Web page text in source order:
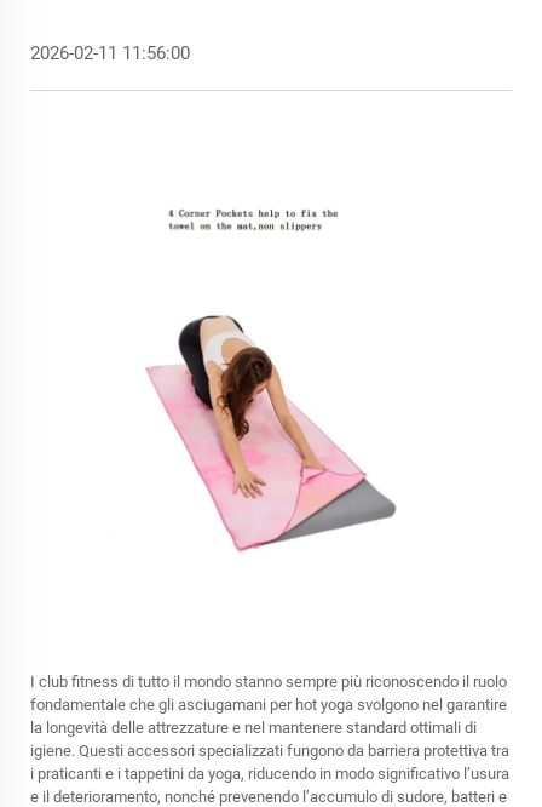
2026-02-11 11:56:00
I club fitness di tutto il mondo stanno sempre più riconoscendo il ruolo
fondamentale che gli asciugamani per hot yoga svolgono nel garantire
la longevità delle attrezzature e nel mantenere standard ottimali di
igiene. Questi accessori specializzati fungono da barriera protettiva tra
i praticanti e i tappetini da yoga, riducendo in modo significativo l’usura
e il deterioramento, nonché prevenendo l’accumulo di sudore, batteri e